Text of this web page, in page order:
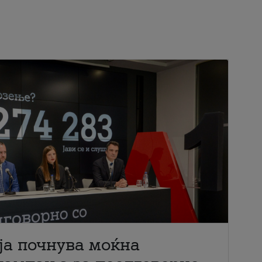
почнува моќна